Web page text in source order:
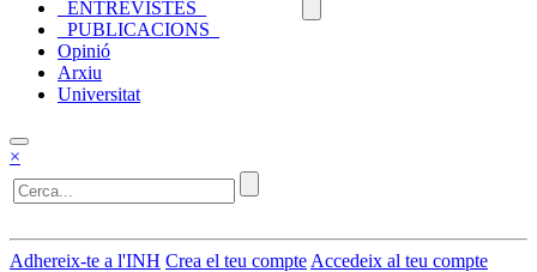
_ENTREVISTES_
_PUBLICACIONS_
Opinió
Arxiu
Universitat
×
Adhereix-te a l'INH Crea el teu compte Accedeix al teu compte